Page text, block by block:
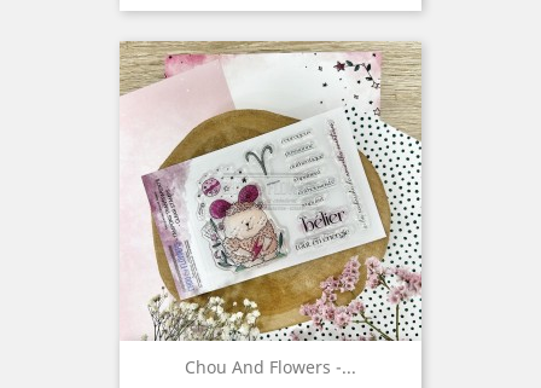
Chou And Flowers -...